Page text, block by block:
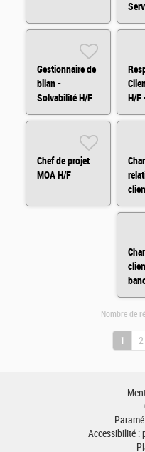
H/
Gestionnaire de
bilan -
Solvabilité H/F
H/F
Chef de projet
MOA H/F
Nombre de
1 2
Accessibilité :